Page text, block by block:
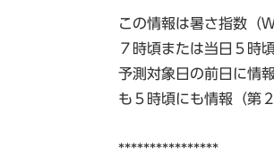
この情報は暑さ指数（
７時頃または当日５時
予測対象日の前日に情
も５時頃にも情報（第
****************